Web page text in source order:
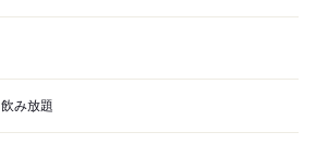
飲み放題